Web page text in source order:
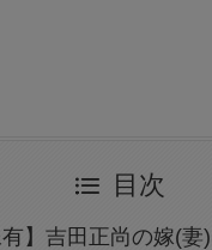
目次
有】吉田正尚の嫁(